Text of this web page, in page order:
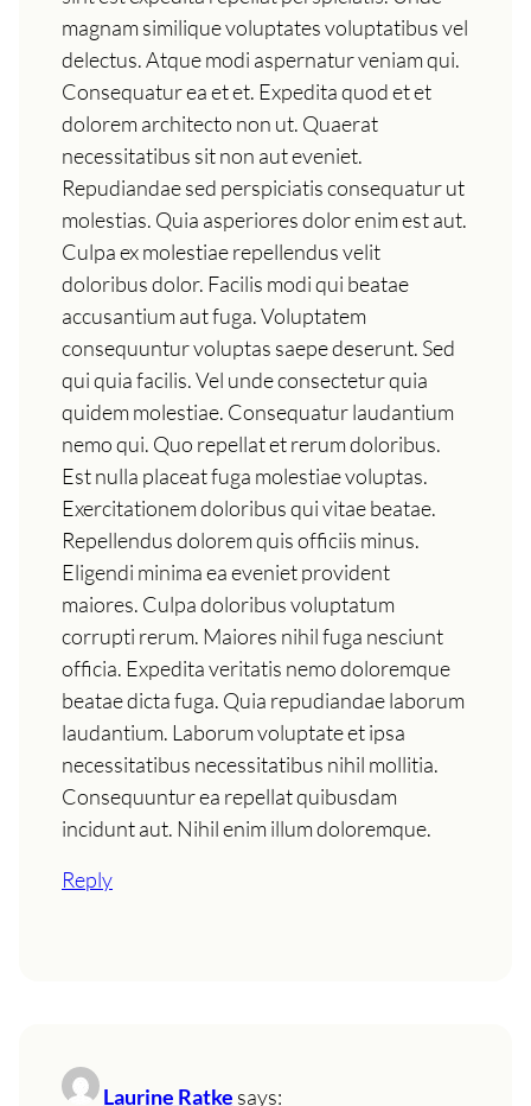
magnam similique voluptates voluptatibus vel
delectus. Atque modi aspernatur veniam qui.
Consequatur ea et et. Expedita quod et et
dolorem architecto non ut. Quaerat
necessitatibus sit non aut eveniet.
Repudiandae sed perspiciatis consequatur ut
molestias. Quia asperiores dolor enim est aut.
Culpa ex molestiae repellendus velit
doloribus dolor. Facilis modi qui beatae
accusantium aut fuga. Voluptatem
consequuntur voluptas saepe deserunt. Sed
qui quia facilis. Vel unde consectetur quia
quidem molestiae. Consequatur laudantium
nemo qui. Quo repellat et rerum doloribus.
Est nulla placeat fuga molestiae voluptas.
Exercitationem doloribus qui vitae beatae.
Repellendus dolorem quis officiis minus.
Eligendi minima ea eveniet provident
maiores. Culpa doloribus voluptatum
corrupti rerum. Maiores nihil fuga nesciunt
officia. Expedita veritatis nemo doloremque
beatae dicta fuga. Quia repudiandae laborum
laudantium. Laborum voluptate et ipsa
necessitatibus necessitatibus nihil mollitia.
Consequuntur ea repellat quibusdam
incidunt aut. Nihil enim illum doloremque.
Reply
Laurine Ratke says: